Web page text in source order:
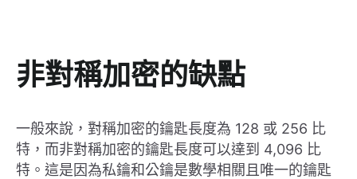
非對稱加密的缺點
一般來說，對稱加密的鑰匙長度為 128 或 256 比
特，而非對稱加密的鑰匙長度可以達到 4,096 比
特。這是因為私鑰和公鑰是數學相關且唯一的鑰匙